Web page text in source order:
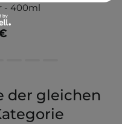
- 400ml
der gleichen